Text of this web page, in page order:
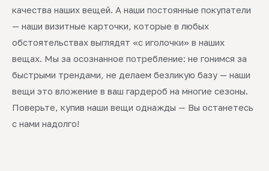
качества наших вещей. А наши постоянные покупатели
— наши визитные карточки, которые в любых
обстоятельствах выглядят «с иголочки» в наших
вещах. Мы за осознанное потребление: не гонимся за
быстрыми трендами, не делаем безликую базу — наши
вещи это вложение в ваш гардероб на многие сезоны.
Поверьте, купив наши вещи однажды — Вы останетесь
с нами надолго!